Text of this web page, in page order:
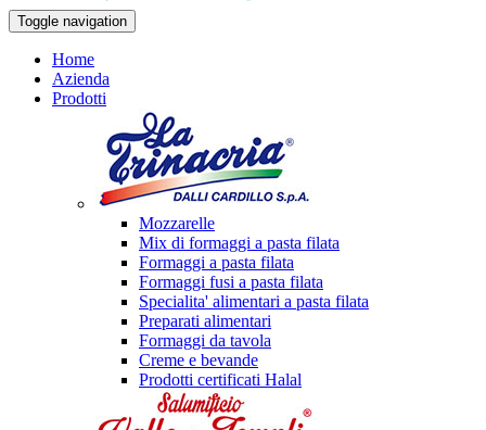
Toggle navigation
Home
Azienda
Prodotti
Mozzarelle
Mix di formaggi a pasta filata
Formaggi a pasta filata
Formaggi fusi a pasta filata
Specialita' alimentari a pasta filata
Preparati alimentari
Formaggi da tavola
Creme e bevande
Prodotti certificati Halal